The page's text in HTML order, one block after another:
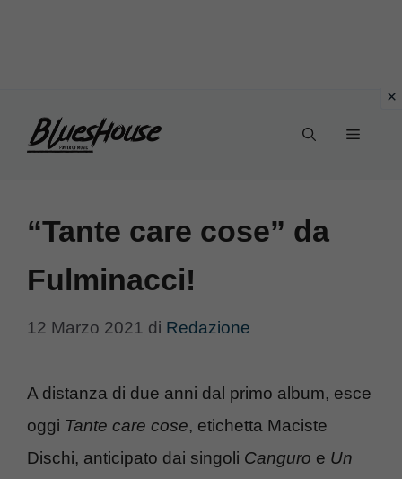
Menu
“Tante care cose” da
Fulminacci!
12 Marzo 2021 di Redazione
A distanza di due anni dal primo album, esce
oggi Tante care cose, etichetta Maciste
Dischi, anticipato dai singoli Canguro e Un